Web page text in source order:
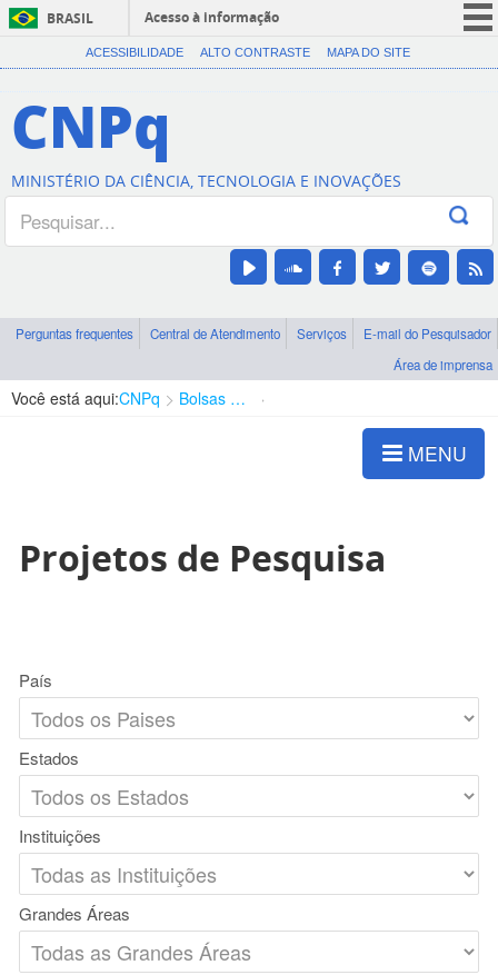
BRASIL
Acesso à informação
CORONAVÍRUS (COVID-19)
Canais
ACESSIBILIDADE ALTO CONTRASTE MAPA DO SITE
CNPq
MINISTÉRIO DA CIÊNCIA, TECNOLOGIA E INOVAÇÕES
Perguntas frequentes Central de Atendimento Serviços
E-mail do Pesquisador
Área de imprensa
Você está aqui:CNPq Bolsas e Auxílios Vigentes
MENU
Projetos de Pesquisa
País
Estados
Instituições
Grandes Áreas